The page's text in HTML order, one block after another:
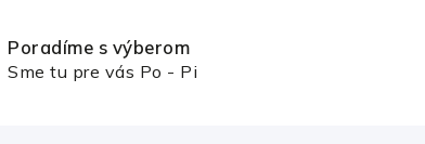
Poradíme s výberom
Sme tu pre vás Po - Pi